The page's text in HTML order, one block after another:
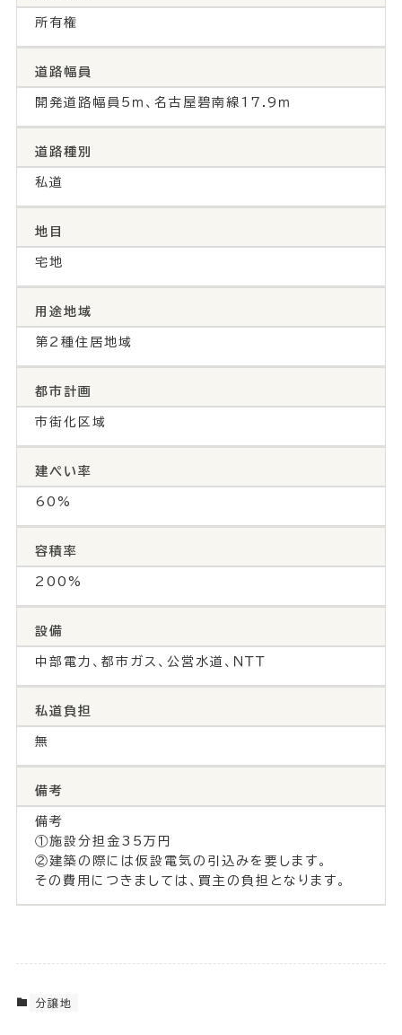
所有権
道路幅員
開発道路幅員5ｍ、名古屋碧南線17.9ｍ
道路種別
私道
地目
宅地
用途地域
第2種住居地域
都市計画
市街化区域
建ぺい率
60%
容積率
200%
設備
中部電力、都市ガス、公営水道、ＮＴＴ
私道負担
無
備考
備考
①施設分担金35万円
②建築の際には仮設電気の引込みを要します。
その費用につきましては、買主の負担となります。
分譲地